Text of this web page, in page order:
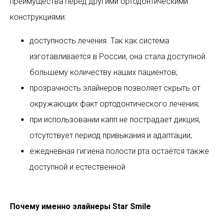
конструкциями:
доступность лечения. Так как система
изготавливается в России, она стала доступной
большему количеству наших пациентов;
прозрачность элайнеров позволяет скрыть от
окружающих факт ортодонтического лечения;
при использовании капп не пострадает дикция,
отсутствует период привыкания и адаптации;
ежедневная гигиена полости рта остаётся также
доступной и естественной
Почему именно элайнеры Star Smile